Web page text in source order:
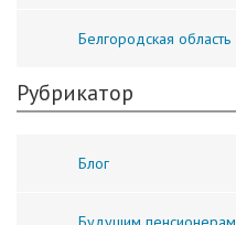
Белгородская область
Рубрикатор
Блог